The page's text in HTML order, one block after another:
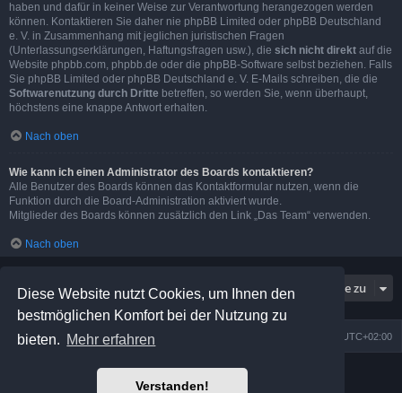
Diese Website nutzt Cookies, um Ihnen den
bestmöglichen Komfort bei der Nutzung zu
bieten. Mehr erfahren
Verstanden!
haben und dafür in keiner Weise zur Verantwortung herangezogen werden
können. Kontaktieren Sie daher nie phpBB Limited oder phpBB Deutschland
e. V. in Zusammenhang mit jeglichen juristischen Fragen
(Unterlassungserklärungen, Haftungsfragen usw.), die sich nicht direkt auf die
Website phpbb.com, phpbb.de oder die phpBB-Software selbst beziehen. Falls
Sie phpBB Limited oder phpBB Deutschland e. V. E-Mails schreiben, die die
Softwarenutzung durch Dritte betreffen, so werden Sie, wenn überhaupt,
höchstens eine knappe Antwort erhalten.
Nach oben
Wie kann ich einen Administrator des Boards kontaktieren?
Alle Benutzer des Boards können das Kontaktformular nutzen, wenn die
Funktion durch die Board-Administration aktiviert wurde.
Mitglieder des Boards können zusätzlich den Link „Das Team“ verwenden.
Nach oben
Gehe zu
Foren-Übersicht UTC+02:00
Powered byphpBB® Forum Software © phpBB Limited
Prosilver Dark Edition byPremium phpBB Styles